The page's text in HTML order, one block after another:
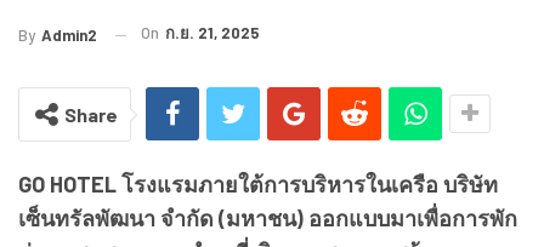
By Admin2 On ก.ย. 21, 2025
Share
GO HOTEL โรงแรมภายใต้การบริหารในเครือ บริษัท
เซ็นทรัลพัฒนา จำกัด (มหาชน) ออกแบบมาเพื่อการพัก